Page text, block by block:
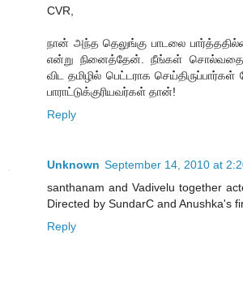
CVR,
நான் அந்த தெலுங்கு பாடலை
என்று நினைத்தேன். நீங்கள் சொல்வதை
விட தமிழில் பெட்டராக
பாராட்டுக்குரியவர்கள் தான்!
Reply
Unknown September 14, 2010 at
santhanam and Vadivelu together
Directed by SundarC and Anushka's
Reply